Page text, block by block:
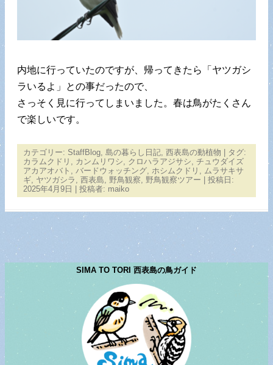
内地に行っていたのですが、帰ってきたら「ヤツガシ
ラいるよ」との事だったので、
さっそく見に行ってしまいました。春は鳥がたくさん
で楽しいです。
カテゴリー: StaffBlog, 島の暮らし日記, 西表島の動植物 | タグ:
カラムクドリ , カンムリワシ, クロハラアジサシ, チュウダイズ
アカアオバト , バードウォッチング, ホシムクドリ , ムラサキサ
ギ, ヤツガシラ , 西表島, 野鳥観察, 野鳥観察ツアー | 投稿日:
2025年4月9日
投稿者: maiko
SIMA TO TORI 西表島の鳥ガイド